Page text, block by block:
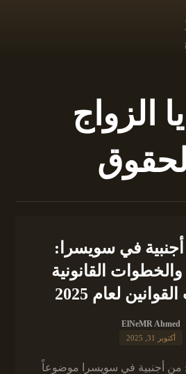
الزواج
أجنبية في سويسرا:
القانونية
لعام 2025
ElNeMR Ahmed
أكتوبر 31, 2025
من أجنبية في سويسرا موضوعاً